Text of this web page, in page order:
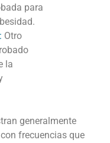
para
Otro
la
generalmente
frecuencias que